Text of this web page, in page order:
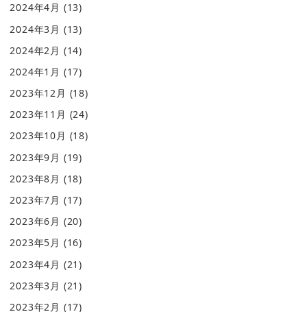
2024年4月 (13)
2024年3月 (13)
2024年2月 (14)
2024年1月 (17)
2023年12月 (18)
2023年11月 (24)
2023年10月 (18)
2023年9月 (19)
2023年8月 (18)
2023年7月 (17)
2023年6月 (20)
2023年5月 (16)
2023年4月 (21)
2023年3月 (21)
2023年2月 (17)